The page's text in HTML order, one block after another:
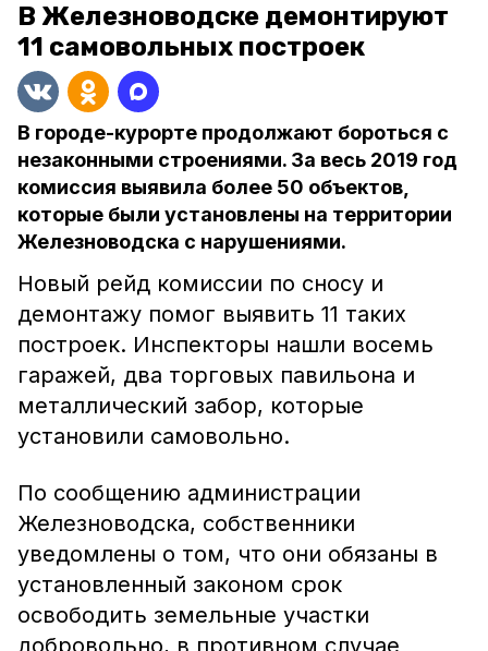
В Железноводске демонтируют
11 самовольных построек
В городе-курорте продолжают бороться с
незаконными строениями. За весь 2019 год
комиссия выявила более 50 объектов,
которые были установлены на территории
Железноводска с нарушениями.
Новый рейд комиссии по сносу и
демонтажу помог выявить 11 таких
построек. Инспекторы нашли восемь
гаражей, два торговых павильона и
металлический забор, которые
установили самовольно.
По сообщению администрации
Железноводска, собственники
уведомлены о том, что они обязаны в
установленный законом срок
освободить земельные участки
добровольно, в противном случае